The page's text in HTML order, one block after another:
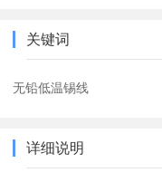
关键词
无铅低温锡线
详细说明